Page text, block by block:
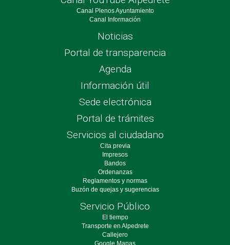
Canal Plenos Ayuntamiento
Canal Información
Noticias
Portal de transparencia
Agenda
Información útil
Sede electrónica
Portal de trámites
Servicios al ciudadano
Cita previa
Impresos
Bandos
Ordenanzas
Reglamentos y normas
Buzón de quejas y sugerencias
Servicio Público
El tiempo
Transporte en Alpedrete
Callejero
Google Mapas